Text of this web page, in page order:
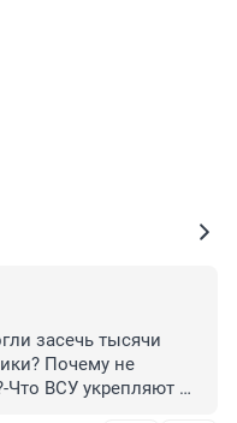
засечь тысячи
Почему не
Что ВСУ укрепляют